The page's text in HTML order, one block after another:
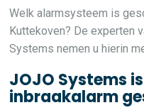
Welk alarmsysteem is
Kuttekoven? De experten
Systems nemen u hierin
JOJO Systems
inbraakalarm